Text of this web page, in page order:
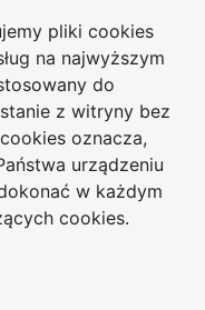
pliki cookies
na najwyższym
do
z witryny bez
oznacza,
urządzeniu
w każdym
cookies.
w Częstochowie